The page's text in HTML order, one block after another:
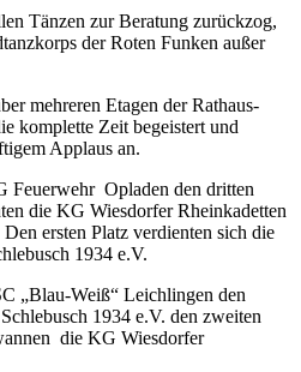
Tänzen zur Beratung zurückzog,
der Roten Funken außer
mehreren Etagen der Rathaus-
komplette Zeit begeistert und
Applaus an.
Feuerwehr Opladen den dritten
die KG Wiesdorfer Rheinkadetten
ersten Platz verdienten sich die
1934 e.V.
„Blau-Weiß“ Leichlingen den
1934 e.V. den zweiten
die KG Wiesdorfer